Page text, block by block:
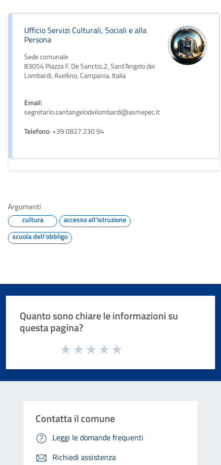
Ufficio Servizi Culturali, Sociali e alla
Persona
Sede comunale
83054 Piazza F. De Sanctis,2, Sant'Angelo dei
Lombardi, Avellino, Campania, Italia
Email:
segretario.santangelodeilombardi@asmepec.it
Telefono: +39 0827 230 94
Argomenti
cultura
accesso all'istruzione
scuola dell'obbligo
Quanto sono chiare le informazioni su
questa pagina?
Valuta da 1 a 5 stelle la pagina
Contatta il comune
Leggi le domande frequenti
Richiedi assistenza